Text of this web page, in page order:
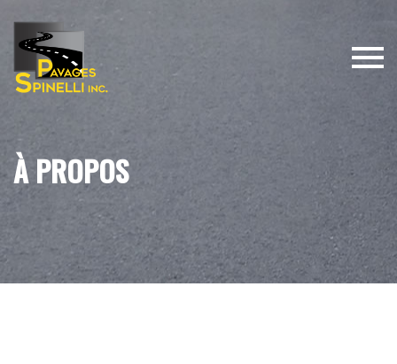
À PROPOS